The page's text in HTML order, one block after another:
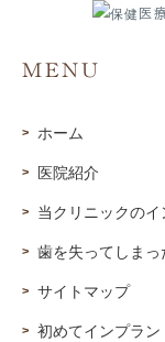
MENU
ホーム
医院紹介
当クリニックの
歯を失ってしまっ
サイトマップ
初めてインプラ